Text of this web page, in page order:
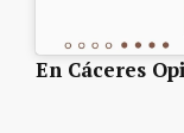
En Cáceres